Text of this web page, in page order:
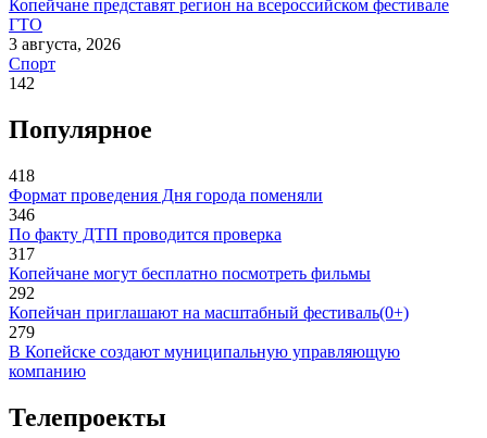
Копейчане представят регион на всероссийском фестивале
ГТО
3 августа, 2026
Спорт
142
Популярное
418
Формат проведения Дня города поменяли
346
По факту ДТП проводится проверка
317
Копейчане могут бесплатно посмотреть фильмы
292
Копейчан приглашают на масштабный фестиваль(0+)
279
В Копейске создают муниципальную управляющую
компанию
Телепроекты